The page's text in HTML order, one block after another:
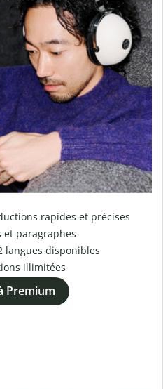
rapides et précises
et paragraphes
langues disponibles
illimitées
Premium